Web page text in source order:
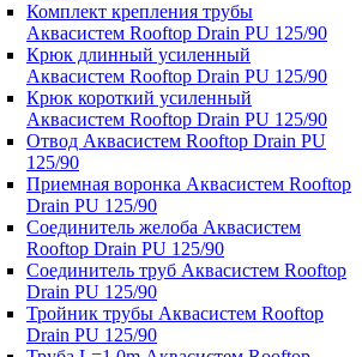
Комплект крепления трубы
Аквасистем Rooftop Drain PU 125/90
Крюк длинный усиленный
Аквасистем Rooftop Drain PU 125/90
Крюк короткий усиленный
Аквасистем Rooftop Drain PU 125/90
Отвод Аквасистем Rooftop Drain PU
125/90
Приемная воронка Аквасистем Rooftop
Drain PU 125/90
Соединитель желоба Аквасистем
Rooftop Drain PU 125/90
Соединитель труб Аквасистем Rooftop
Drain PU 125/90
Тройник трубы Аквасистем Rooftop
Drain PU 125/90